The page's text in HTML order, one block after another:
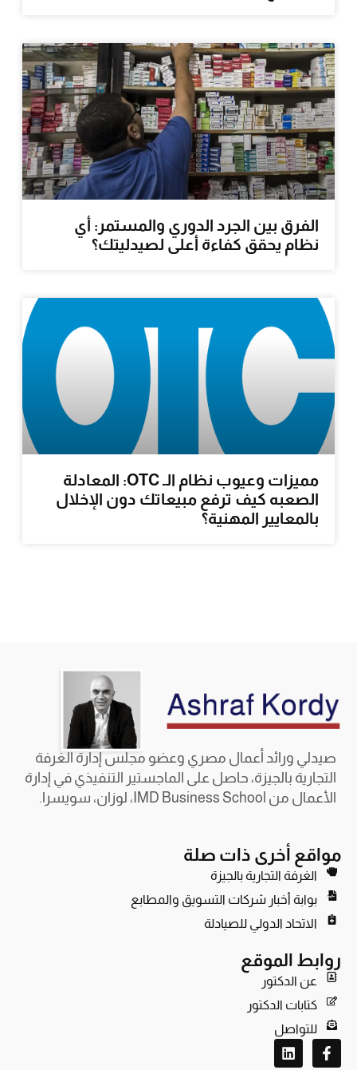
الفرق بين الجرد الدوري والمستمر: أي
نظام يحقق كفاءة أعلى لصيدليتك؟
مميزات وعيوب نظام الـ OTC: المعادلة
الصعبه كيف ترفع مبيعاتك دون الإخلال
بالمعايير المهنية؟
صيدلي ورائد أعمال مصري وعضو مجلس إدارة الغرفة
التجارية بالجيزة، حاصل على الماجستير التنفيذي في إدارة
الأعمال من IMD Business School، لوزان، سويسرا.
مواقع أخرى ذات صلة
الغرفة التجارية بالجيزة
بوابة أخبار شركات التسويق والمطابع
الاتحاد الدولي للصيادلة
روابط الموقع
عن الدكتور
كتابات الدكتور
للتواصل
F
a
L
i